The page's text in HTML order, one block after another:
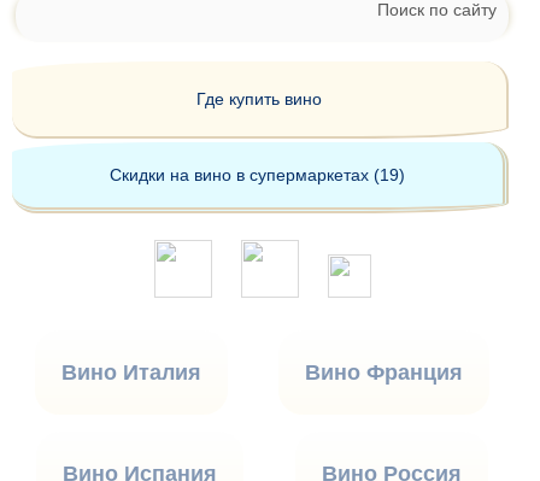
Поиск по сайту
Где купить вино
Скидки на вино в супермаркетах (19)
Вино Италия Вино Франция
Вино Испания Вино Россия